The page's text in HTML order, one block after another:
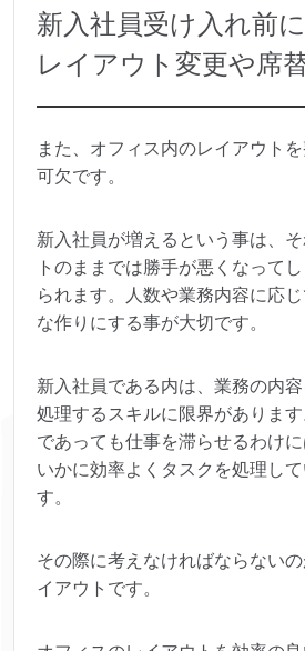
新入社員受け入れ前
レイアウト変更や席
また、オフィス内のレイアウト
可欠です。
新入社員が増えるという事は、
トのままでは勝手が悪くなって
られます。人数や業務内容に応
な作りにする事が大切です。
新入社員である内は、業務の内
処理するスキルに限界がありま
であっても仕事を滞らせるわけに
いかに効率よくタスクを処理し
す。
その際に考えなければならない
イアウトです。